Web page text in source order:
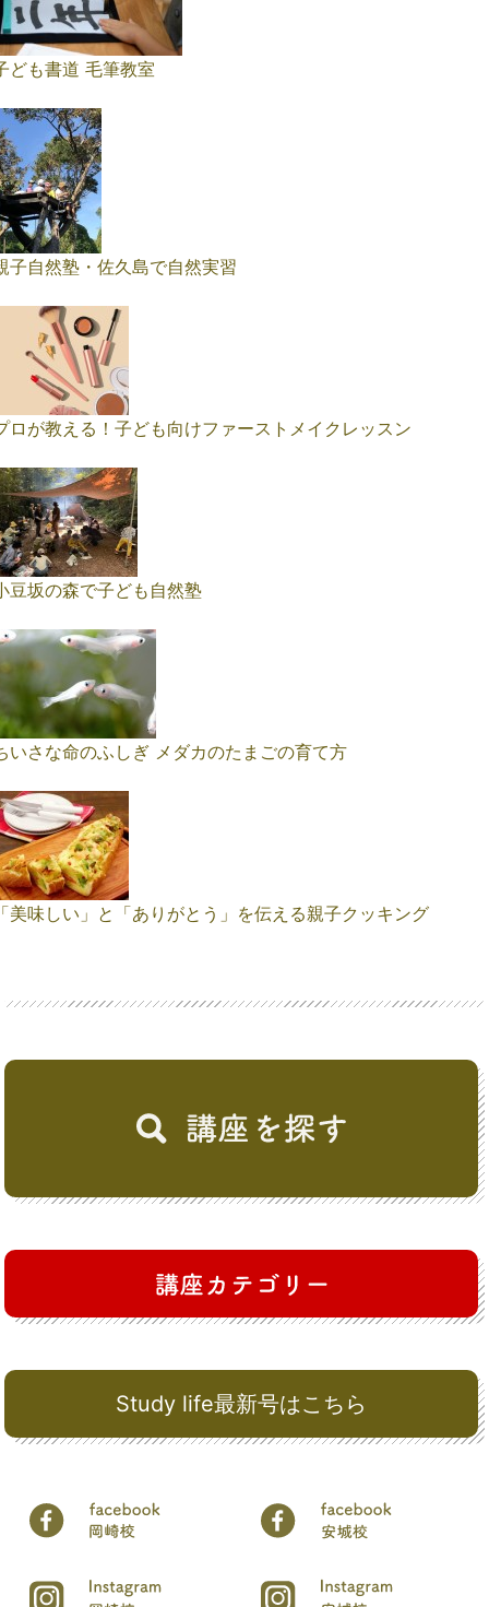
Study life最新号はこちら
ども書道 毛筆教室
子自然塾・佐久島で自然実習
ロが教える！子ども向けファーストメイクレッスン
豆坂の森で子ども自然塾
いさな命のふしぎ メダカのたまごの育て方
美味しい」と「ありがとう」を伝える親子クッキング